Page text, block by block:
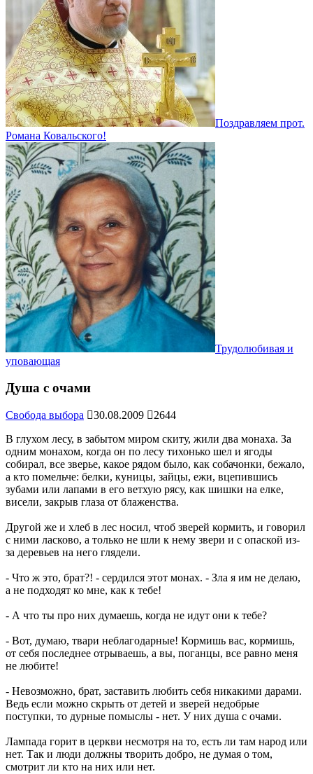
Поздравляем прот.
Романа Ковальского!
Трудолюбивая и
уповающая
Душа с очами
Свобода выбора 30.08.2009
2644
В глухом лесу, в забытом миром скиту, жили два монаха. За
одним монахом, когда он по лесу тихонько шел и ягоды
собирал, все зверье, какое рядом было, как собачонки, бежало,
а кто помельче: белки, куницы, зайцы, ежи, вцепившись
зубами или лапами в его ветхую рясу, как шишки на елке,
висели, закрыв глаза от блаженства.
Другой же и хлеб в лес носил, чтоб зверей кормить, и говорил
с ними ласково, а только не шли к нему звери и с опаской из-
за деревьев на него глядели.
- Что ж это, брат?! - сердился этот монах. - Зла я им не делаю,
а не подходят ко мне, как к тебе!
- А что ты про них думаешь, когда не идут они к тебе?
- Вот, думаю, твари неблагодарные! Кормишь вас, кормишь,
от себя последнее отрываешь, а вы, поганцы, все равно меня
не любите!
- Невозможно, брат, заставить любить себя никакими дарами.
Ведь если можно скрыть от детей и зверей недобрые
поступки, то дурные помыслы - нет. У них душа с очами.
Лампада горит в церкви несмотря на то, есть ли там народ или
нет. Так и люди должны творить добро, не думая о том,
смотрит ли кто на них или нет.